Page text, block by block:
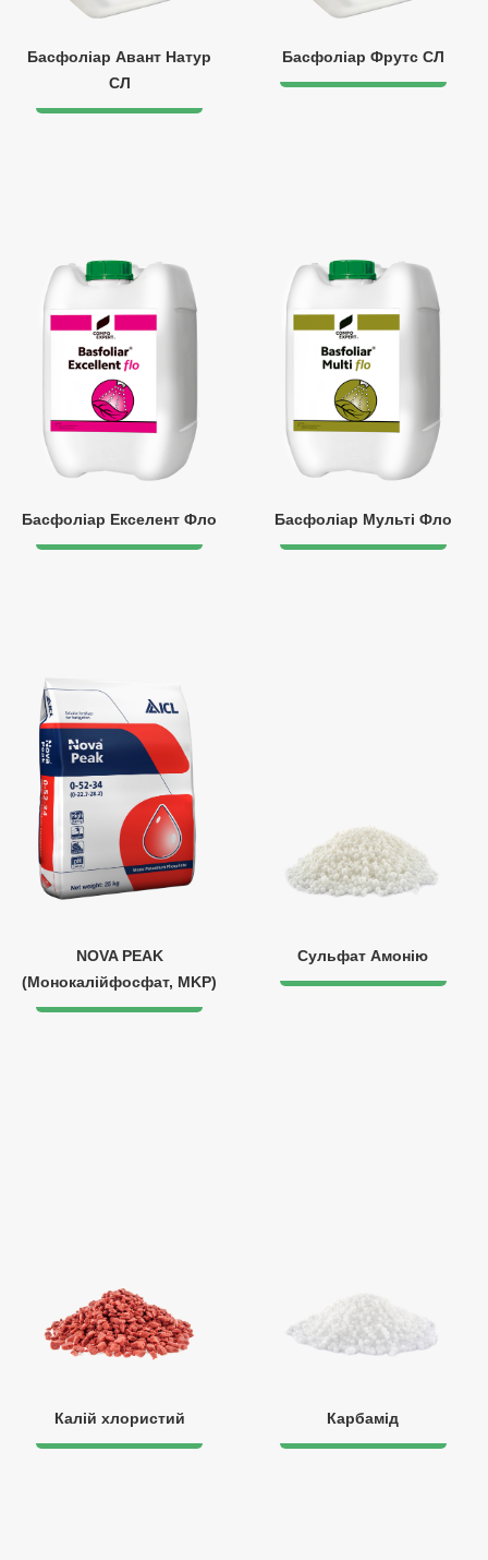
Басфоліар Авант Натур
СЛ
Басфоліар Фрутс СЛ
Басфоліар Екселент Фло Басфоліар Мульті Фло
NOVA PEAK
(Монокалійфосфат, MKP)
Сульфат Амонію
Калій хлористий Карбамід